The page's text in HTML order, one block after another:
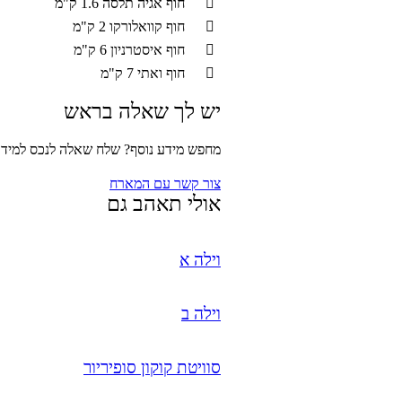
חוף קוואלורקו 2 ק"מ
חוף איסטרניון 6 ק"מ
חוף ואתי 7 ק"מ
יש לך שאלה בראש
מחפש מידע נוסף? שלח שאלה לנכס
צור קשר עם המארח
אולי תאהב גם
וילה א
וילה ב
סוויטת קוקון סופיריור